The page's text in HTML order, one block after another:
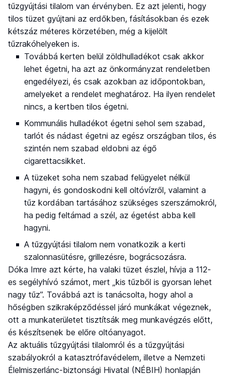
tűzgyújtási tilalom van érvényben. Ez azt jelenti, hogy
tilos tüzet gyújtani az erdőkben, fásításokban és ezek
kétszáz méteres körzetében, még a kijelölt
tűzrakóhelyeken is.
Továbbá kerten belül zöldhulladékot csak akkor
lehet égetni, ha azt az önkormányzat rendeletben
engedélyezi, és csak azokban az időpontokban,
amelyeket a rendelet meghatároz. Ha ilyen rendelet
nincs, a kertben tilos égetni.
Kommunális hulladékot égetni sehol sem szabad,
tarlót és nádast égetni az egész országban tilos, és
szintén nem szabad eldobni az égő
cigarettacsikket.
A tüzeket soha nem szabad felügyelet nélkül
hagyni, és gondoskodni kell oltóvízről, valamint a
tűz kordában tartásához szükséges szerszámokról,
ha pedig feltámad a szél, az égetést abba kell
hagyni.
A tűzgyújtási tilalom nem vonatkozik a kerti
szalonnasütésre, grillezésre, bográcsozásra.
Dóka Imre azt kérte, ha valaki tüzet észlel, hívja a 112-
es segélyhívó számot, mert „kis tűzből is gyorsan lehet
nagy tűz”. Továbbá azt is tanácsolta, hogy ahol a
hőségben szikraképződéssel járó munkákat végeznek,
ott a munkaterületet tisztítsák meg munkavégzés előtt,
és készítsenek be előre oltóanyagot.
Az aktuális tűzgyújtási tilalomról és a tűzgyújtási
szabályokról a katasztrófavédelem, illetve a Nemzeti
Élelmiszerlánc-biztonsági Hivatal (NÉBIH) honlapján